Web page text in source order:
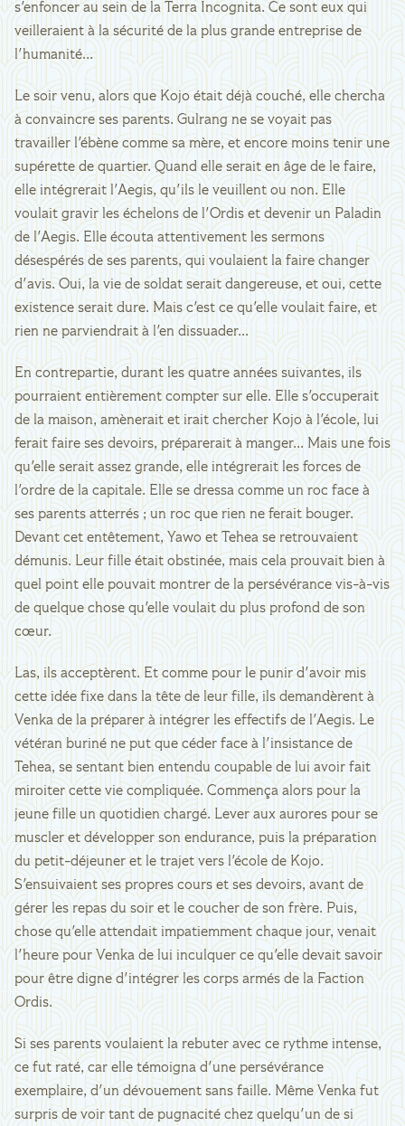
s'enfoncer au sein de la Terra Incognita. Ce sont eux qui
veilleraient à la sécurité de la plus grande entreprise de
l'humanité...
Le soir venu, alors que Kojo était déjà couché, elle chercha
à convaincre ses parents. Gulrang ne se voyait pas
travailler l'ébène comme sa mère, et encore moins tenir une
supérette de quartier. Quand elle serait en âge de le faire,
elle intégrerait l'Aegis, qu'ils le veuillent ou non. Elle
voulait gravir les échelons de l'Ordis et devenir un Paladin
de l'Aegis. Elle écouta attentivement les sermons
désespérés de ses parents, qui voulaient la faire changer
d'avis. Oui, la vie de soldat serait dangereuse, et oui, cette
existence serait dure. Mais c'est ce qu'elle voulait faire, et
rien ne parviendrait à l'en dissuader...
En contrepartie, durant les quatre années suivantes, ils
pourraient entièrement compter sur elle. Elle s'occuperait
de la maison, amènerait et irait chercher Kojo à l'école, lui
ferait faire ses devoirs, préparerait à manger... Mais une fois
qu'elle serait assez grande, elle intégrerait les forces de
l'ordre de la capitale. Elle se dressa comme un roc face à
ses parents atterrés ; un roc que rien ne ferait bouger.
Devant cet entêtement, Yawo et Tehea se retrouvaient
démunis. Leur fille était obstinée, mais cela prouvait bien à
quel point elle pouvait montrer de la persévérance vis-à-vis
de quelque chose qu'elle voulait du plus profond de son
cœur.
Las, ils acceptèrent. Et comme pour le punir d'avoir mis
cette idée fixe dans la tête de leur fille, ils demandèrent à
Venka de la préparer à intégrer les effectifs de l'Aegis. Le
vétéran buriné ne put que céder face à l'insistance de
Tehea, se sentant bien entendu coupable de lui avoir fait
miroiter cette vie compliquée. Commença alors pour la
jeune fille un quotidien chargé. Lever aux aurores pour se
muscler et développer son endurance, puis la préparation
du petit-déjeuner et le trajet vers l'école de Kojo.
S'ensuivaient ses propres cours et ses devoirs, avant de
gérer les repas du soir et le coucher de son frère. Puis,
chose qu'elle attendait impatiemment chaque jour, venait
l'heure pour Venka de lui inculquer ce qu'elle devait savoir
pour être digne d'intégrer les corps armés de la Faction
Ordis.
Si ses parents voulaient la rebuter avec ce rythme intense,
ce fut raté, car elle témoigna d'une persévérance
exemplaire, d'un dévouement sans faille. Même Venka fut
surpris de voir tant de pugnacité chez quelqu'un de si